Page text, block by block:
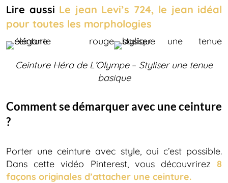
Lire aussi Le jean Levi’s 724, le jean idéal
pour toutes les morphologies
Ceinture Héra de L’Olympe– Styliser une tenue
basique
Comment se démarquer avec une ceinture
?
Porter une ceinture avec style, oui c’est possible.
Dans cette vidéo Pinterest, vous découvrirez 8
façons originales d’attacher une ceinture.